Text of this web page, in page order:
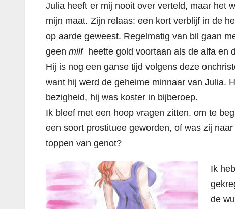
Julia heeft er mij nooit over verteld, maar het
mijn maat. Zijn relaas: een kort verblijf in de
op aarde geweest. Regelmatig van bil gaan
geen milf heette gold voortaan als de alfa en
Hij is nog een ganse tijd volgens deze
want hij werd de geheime minnaar van Julia.
bezigheid, hij was koster in bijberoep.
Ik bleef met een hoop vragen zitten, om te
een soort prostituee geworden, of was zij
toppen van genot?
Ik
de